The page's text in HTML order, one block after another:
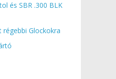
és SBR .300 BLK
régebbi Glockokra